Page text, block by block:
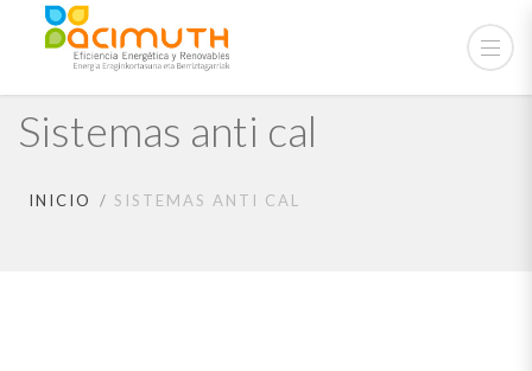
Sistemas anti cal
INICIO SISTEMAS ANTI CAL